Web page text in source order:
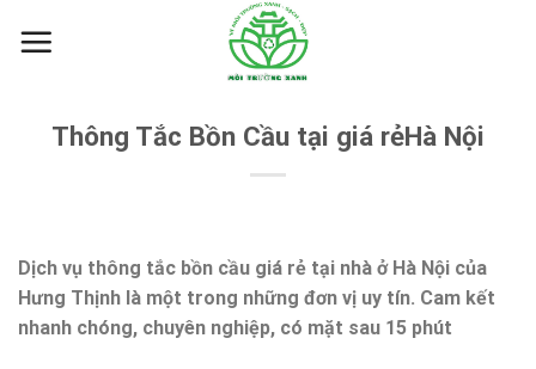
Thông Tắc Bồn Cầu tại giá rẻHà Nội
Dịch vụ thông tắc bồn cầu giá rẻ tại nhà ở Hà Nội của
Hưng Thịnh là một trong những đơn vị uy tín. Cam kết
nhanh chóng, chuyên nghiệp, có mặt sau 15 phút